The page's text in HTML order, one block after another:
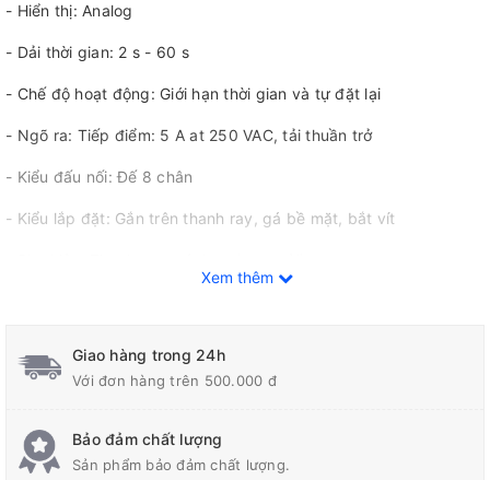
- Hiển thị: Analog
- Dải thời gian: 2 s - 60 s
- Chế độ hoạt động: Giới hạn thời gian và tự đặt lại
- Ngõ ra: Tiếp điểm: 5 A at 250 VAC, tải thuần trở
- Kiểu đấu nối: Đế 8 chân
- Kiểu lắp đặt: Gắn trên thanh ray, gá bề mặt, bắt vít
Xem thêm
Giao hàng trong 24h
Với đơn hàng trên 500.000 đ
Bảo đảm chất lượng
Sản phẩm bảo đảm chất lượng.